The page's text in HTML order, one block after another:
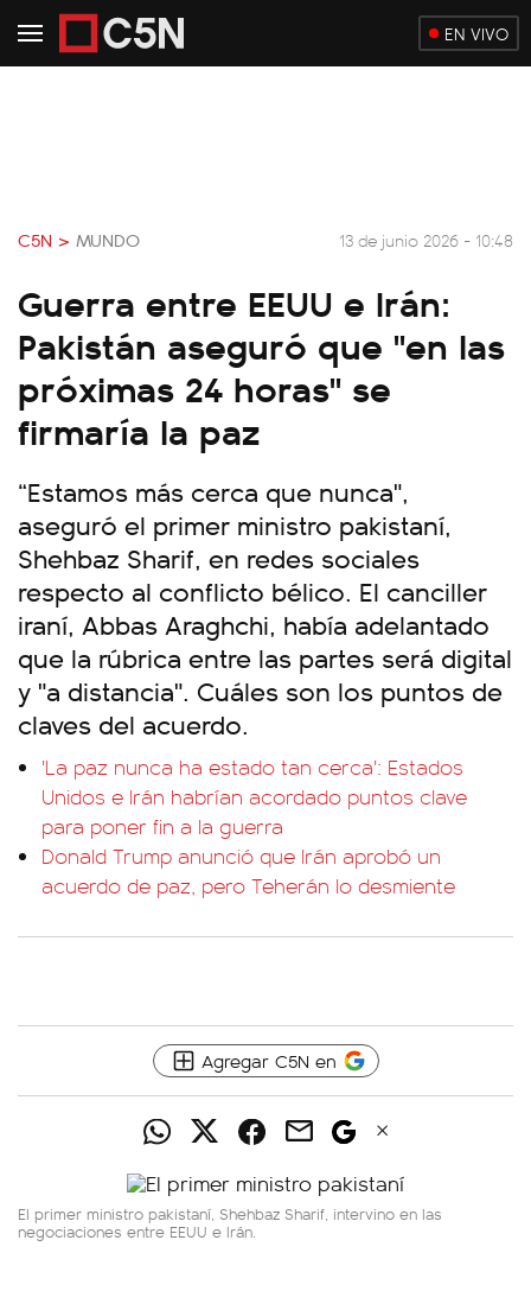
EN VIVO
C5N > MUNDO 13 de junio 2026 - 10:48
Guerra entre EEUU e Irán:
Pakistán aseguró que "en las
próximas 24 horas" se
firmaría la paz
“Estamos más cerca que nunca",
aseguró el primer ministro pakistaní,
Shehbaz Sharif, en redes sociales
respecto al conflicto bélico. El canciller
iraní, Abbas Araghchi, había adelantado
que la rúbrica entre las partes será digital
y "a distancia". Cuáles son los puntos de
claves del acuerdo.
'La paz nunca ha estado tan cerca': Estados
Unidos e Irán habrían acordado puntos clave
para poner fin a la guerra
Donald Trump anunció que Irán aprobó un
acuerdo de paz, pero Teherán lo desmiente
Agregar C5N en
El primer ministro pakistaní, Shehbaz Sharif, intervino en las
negociaciones entre EEUU e Irán.